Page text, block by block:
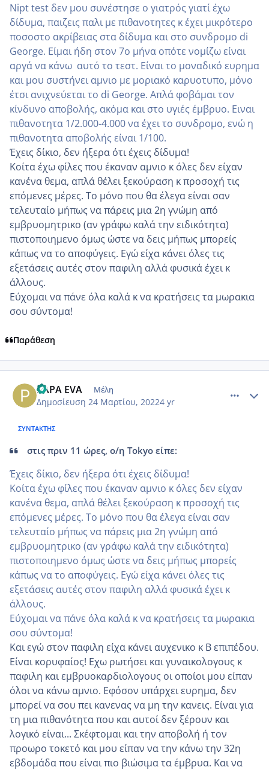
Nipt test δεν μου συνέστησε ο γιατρός γιατί έχω
δίδυμα, παιζεις παλι με πιθανοτητες κ έχει μικρότερο
ποσοστο ακρίβειας στα δίδυμα και στο συνδρομο di
George. Είμαι ήδη στον 7ο μήνα οπότε νομίζω είναι
αργά να κάνω αυτό το τεστ. Είναι το μοναδικό ευρημα
και μου συστήνει αμνιο με μοριακό καρυοτυπο, μόνο
έτσι ανιχνεύεται το di George. Απλά φοβάμαι τον
κίνδυνο αποβολής, ακόμα και στο υγιές έμβρυο. Ειναι
πιθανοτητα 1/2.000-4.000 να έχει το συνδρομο, ενώ η
πιθανοτητα αποβολής είναι 1/100.
Έχεις δίκιο, δεν ήξερα ότι έχεις δίδυμα!
Κοίτα έχω φίλες που έκαναν αμνιο κ όλες δεν είχαν
κανένα θεμα, απλά θέλει ξεκούραση κ προσοχή τις
επόμενες μέρες. Το μόνο που θα έλεγα είναι σαν
τελευταίο μήπως να πάρεις μια 2η γνώμη από
εμβρυομητρικο (αν γράφω καλά την ειδικότητα)
πιστοποιημενο όμως ώστε να δεις μήπως μπορείς
κάπως να το αποφύγεις. Εγώ είχα κάνει όλες τις
εξετάσεις αυτές στον παφιλη αλλά φυσικά έχει κ
άλλους.
Εύχομαι να πάνε όλα καλά κ να κρατήσεις τα μωρακια
σου σύντομα!
Παράθεση
PAPA EVA Μέλη
Δημοσίευση 24 Μαρτίου, 20224 yr
ΣΥΝΤΆΚΤΗΣ
στις πριν 11 ώρες, ο/η Tokyo είπε:
Έχεις δίκιο, δεν ήξερα ότι έχεις δίδυμα!
Κοίτα έχω φίλες που έκαναν αμνιο κ όλες δεν είχαν
κανένα θεμα, απλά θέλει ξεκούραση κ προσοχή τις
επόμενες μέρες. Το μόνο που θα έλεγα είναι σαν
τελευταίο μήπως να πάρεις μια 2η γνώμη από
εμβρυομητρικο (αν γράφω καλά την ειδικότητα)
πιστοποιημενο όμως ώστε να δεις μήπως μπορείς
κάπως να το αποφύγεις. Εγώ είχα κάνει όλες τις
εξετάσεις αυτές στον παφιλη αλλά φυσικά έχει κ
άλλους.
Εύχομαι να πάνε όλα καλά κ να κρατήσεις τα μωρακια
σου σύντομα!
Και εγώ στον παφιλη είχα κάνει αυχενικο κ Β επιπέδου.
Είναι κορυφαίος! Εχω ρωτήσει και γυναικολογους κ
παφιλη και εμβρυοκαρδιολογους οι οποίοι μου είπαν
όλοι να κάνω αμνιο. Εφόσον υπάρχει ευρημα, δεν
μπορεί να σου πει κανενας να μη την κανεις. Είναι για
τη μια πιθανότητα που και αυτοί δεν ξέρουν και
λογικό είναι... Σκέφτομαι και την αποβολή ή τον
προωρο τοκετό και μου είπαν να την κάνω την 32η
εβδομάδα που είναι πιο βιώσιμα τα έμβρυα. Και να